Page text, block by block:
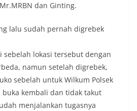
dan Ginting.
lalu sudah pernah digrebek
sebelah lokasi tersebut dengan
namun setelah digrebek,
sebelah untuk Wilkum Polsek
buka kembali dan tidak takut
menjalankan tugasnya